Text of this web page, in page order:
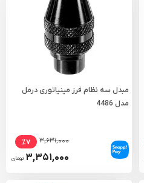
مبدل سه نظام فرز مینیاتوری درمل
مدل 4486
۳,۶۳۱,۰۰۰ ٪۷
۳,۳۵۱,۰۰۰ تومان